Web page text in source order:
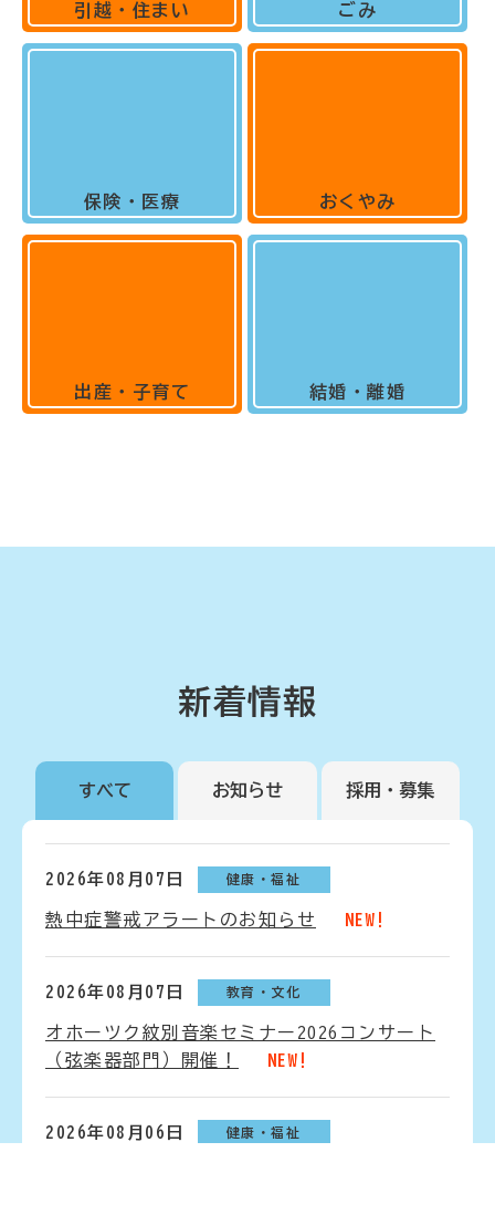
引越・住まい
保険・医療
出産・子育て
ごみ
おくやみ
結婚・離婚
新着情報
すべて お知らせ 採用・募集
2026年08月07日 健康・福祉
熱中症警戒アラートのお知らせ NEW!
2026年08月07日 教育・文化
オホーツク紋別音楽セミナー2026コンサート
（弦楽器部門）開催！
NEW!
2026年08月06日 健康・福祉